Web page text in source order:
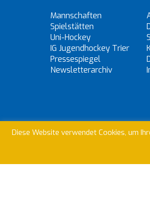
Mannschaften
Spielstätten
Uni-Hockey
IG Jugendhockey Trier
Pressespiegel
Newsletterarchiv
Diese Website verwendet Cookies, um